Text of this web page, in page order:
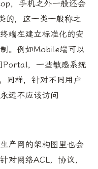
，手机之外一般还会
的，这一类一般称之
端在建立标准化的安
。例如Mobile端可以
Portal，一些敏感系统
同样，针对不同用户
远不应该访问
产网的架构图里也会
对网络ACL，协议，